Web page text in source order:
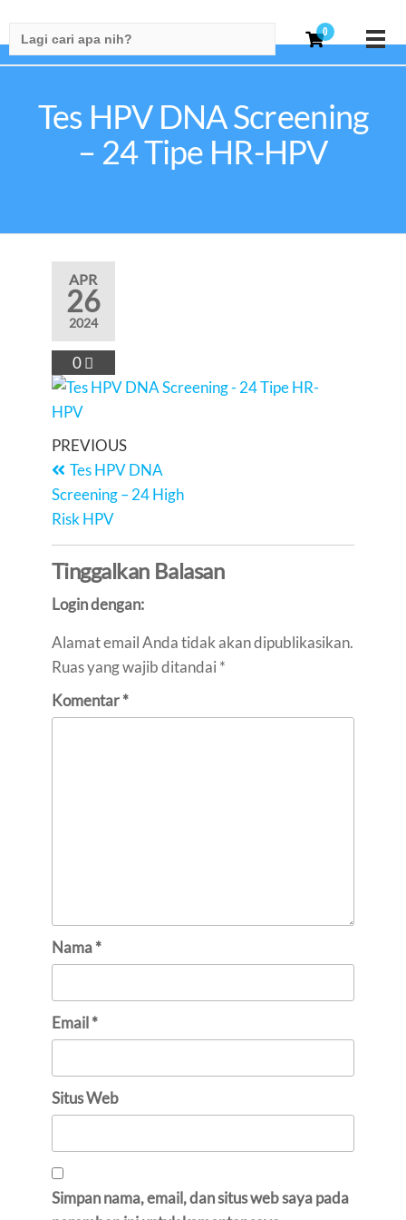
for:
0
Tes HPV DNA Screening
– 24 Tipe HR-HPV
APR
26
2024
0
PREVIOUS
Tes HPV DNA
Screening – 24 High
Risk HPV
Tinggalkan Balasan
Login dengan:
Alamat email Anda tidak akan dipublikasikan.
Ruas yang wajib ditandai *
Komentar*
Nama*
Email*
Situs Web
Simpan nama, email, dan situs web saya pada